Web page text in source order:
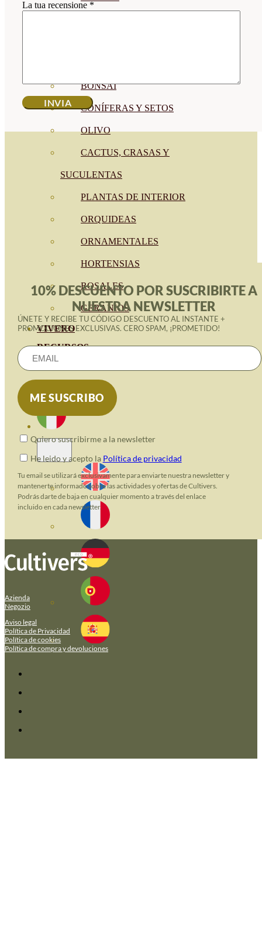
BONSAI
CONÍFERAS Y SETOS
OLIVO
CACTUS, CRASAS Y
SUCULENTAS
PLANTAS DE INTERIOR
ORQUIDEAS
ORNAMENTALES
HORTENSIAS
ROSALES
GERANIOS
VIVERO
RECURSOS
La tua recensione *
10% DESCUENTO POR SUSCRIBIRTE A
NUESTRA NEWSLETTER
ÚNETE Y RECIBE TU CÓDIGO DESCUENTO AL INSTANTE +
PROMOCIONES EXCLUSIVAS. CERO SPAM, ¡PROMETIDO!
Quiero suscribirme a la newsletter
He leido y acepto la Política de privacidad
Tu email se utilizará exclusivamente para enviarte nuestra newsletter y
mantenerte informado sobre las actividades y ofertas de Cultivers.
Podrás darte de baja en cualquier momento a través del enlace
incluido en cada newsletter.
Azienda
Negozio
Aviso legal
Política de Privacidad
Política de cookies
Política de compra y devoluciones